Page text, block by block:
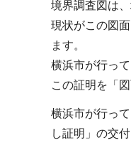
境界調査図は
現状がこの図
ます。
横浜市が行っ
この証明を「
横浜市が行っ
し証明」の交